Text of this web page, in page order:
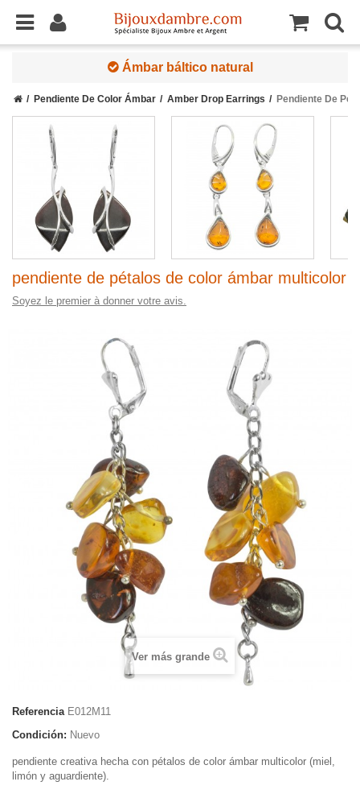
Ámbar báltico natural
Pendiente De Color Ámbar Amber Drop Earrings Pendiente De
pendiente de pétalos de color ámbar multicolor
Soyez le premier à donner votre avis.
Ver más grande
Referencia E012M11
Condición: Nuevo
pendiente creativa hecha con pétalos de color ámbar multicolor (miel,
limón y aguardiente).